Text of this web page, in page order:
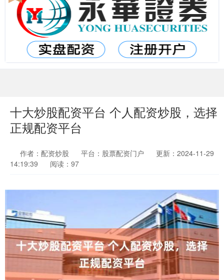
十大炒股配资平台 个人配资炒股，选择
正规配资平台
作者：配资炒股 平台：股票配资门户
更新：2024-11-29
14:19:39
阅读：97